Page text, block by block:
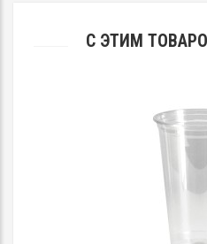
С ЭТИМ